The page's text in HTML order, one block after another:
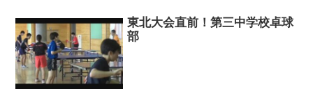
東北大会直前！第三中学校卓球
部